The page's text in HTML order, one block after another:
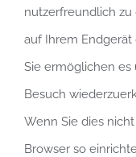
nutzerfreundlich zu
auf Ihrem Endgerät
Sie ermöglichen es
Besuch
Wenn Sie dies
Browser so